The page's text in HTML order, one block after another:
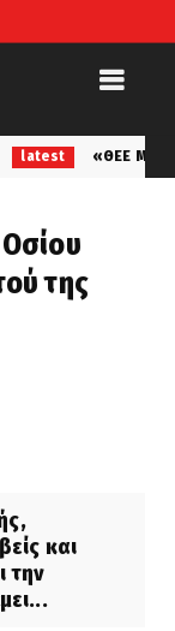
ΠΟΣΟΥΣ
της
και
την